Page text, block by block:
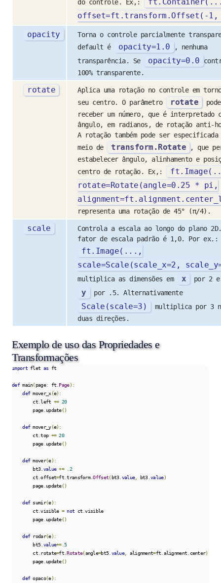
do controle. Ex,:
ft . Container
offset=ft . transform . Offset (- 1 ,
opacity
Torna o controle parcialmente
default é
opacity=1.0
, nenhuma
transparência. Se
opacity=0.0
100% transparente.
rotate
Aplica uma rotação no controle em
seu centro. O parâmetro
rotate
pode
receber um número, que é interpretado
ângulo, em radianos, de rotação anti-
A rotação também pode ser especificada
meio de
transform.Rotate
, que
estabelecer ângulo, alinhamento e
centro de rotação. Ex,:
ft . Image
rotate=Rotate (angle=0.25 * pi ,
alignment=ft . alignment .
representa uma rotação de 45° (π/4).
scale
Controla a escala ao longo do plano
fator de escala padrão é 1,0. Por ex.:
ft . Image(...,
scale=Scale (scale_x=2 , scale_y
multiplica as dimensões em x por 2 e
y por .5. Alternativamente
Scale (scale=3 )
multiplica por 3
duas direções.
Exemplo de uso das Propriedades e
Transformações
import flet as ft
def main(page: ft Page):
def mover_x(e):
        ct
.left += 20
        page
. update()
def mover_y(e):
        ct
.top += 20
        page
. update()
def mover(e):
        bt3
. value +=
2
        ct
.offset=ft .transform.Offset(bt3. value, bt3.value)
        page
. update()
def sumir(e):
        ct
.visible = not ct .visible
        page
. update()
def rodar(e):
        bt5
. value+=. 5
        ct
rotate=ft .Rotate(angle=bt5. value, alignment=ft alignment center)
        page
. update()
def opaco(e):